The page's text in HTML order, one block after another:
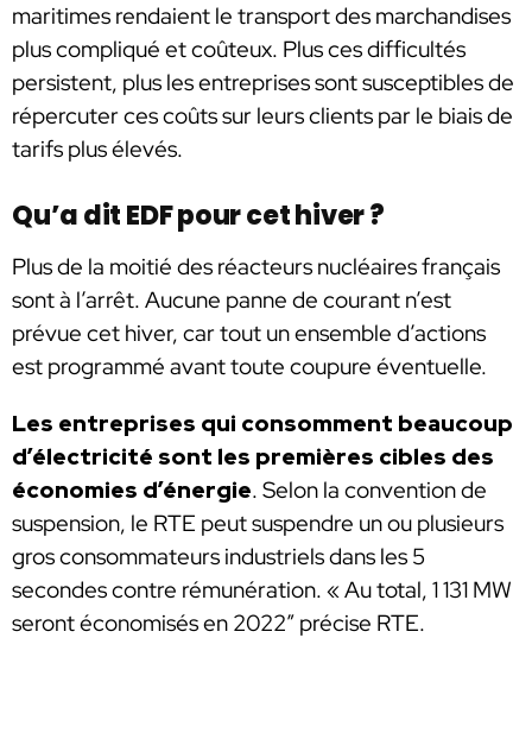
maritimes rendaient le transport des marchandises
plus compliqué et coûteux. Plus ces difficultés
persistent, plus les entreprises sont susceptibles de
répercuter ces coûts sur leurs clients par le biais de
tarifs plus élevés.
Qu’a dit EDF pour cet hiver ?
Plus de la moitié des réacteurs nucléaires français
sont à l’arrêt. Aucune panne de courant n’est
prévue cet hiver, car tout un ensemble d’actions
est programmé avant toute coupure éventuelle.
Les entreprises qui consomment beaucoup
d’électricité sont les premières cibles des
économies d’énergie. Selon la convention de
suspension, le RTE peut suspendre un ou plusieurs
gros consommateurs industriels dans les 5
secondes contre rémunération. « Au total, 1 131 MW
seront économisés en 2022” précise RTE.